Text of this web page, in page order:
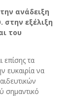
ανάδειξη
εξέλιξη
του
επίσης τα
ευκαιρία να
σημαντικό